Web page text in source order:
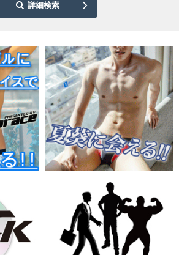
詳細検索